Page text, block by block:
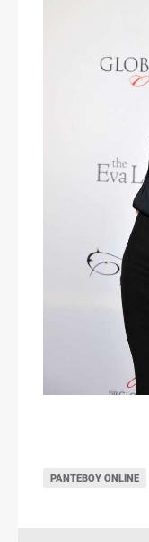
ΡΑΝΤΕΒΟΎ ONLINE